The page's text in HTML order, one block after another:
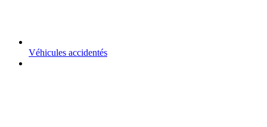
Véhicules accidentés